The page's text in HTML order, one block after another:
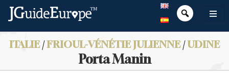
ITALIE/FRIOUL-VÉNÉTIE JULIENNE/UDINE
Porta Manin